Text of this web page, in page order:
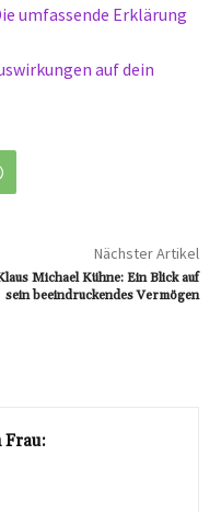
umfassende Erklärung
auf dein
Nächster Artikel
Michael Kühne: Ein Blick auf
sein beeindruckendes Vermögen
Frau: